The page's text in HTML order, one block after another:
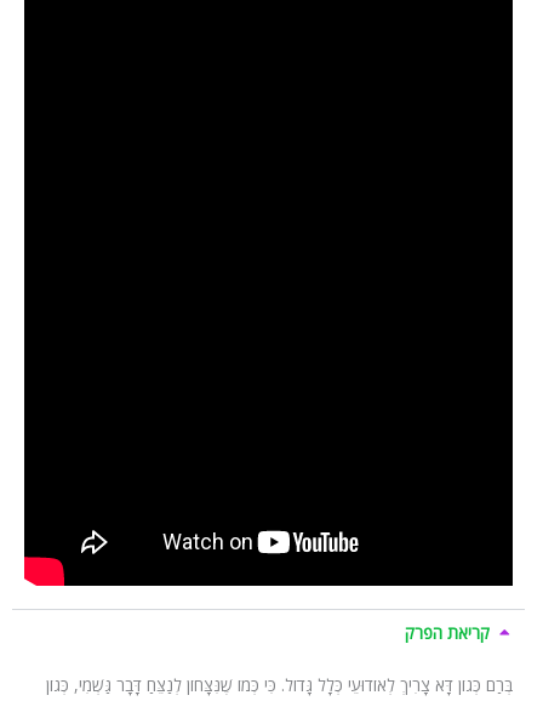
קריאת הפרק
בְּרַם כְּגוֹן דָּא צָרִיךְ לְאוֹדוּעֵי כְּלָל גָּדוֹל. כִּי כְּמוֹ שֶׁנִּצָּחוֹן לְנַצֵּחַ דָּבָר גַּשְׁמִי, כְּגוֹן